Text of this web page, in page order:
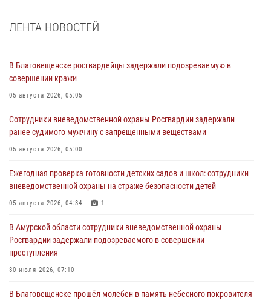
ЛЕНТА НОВОСТЕЙ
В Благовещенске росгвардейцы задержали подозреваемую в
совершении кражи
05 августа 2026, 05:05
Сотрудники вневедомственной охраны Росгвардии задержали
ранее судимого мужчину с запрещенными веществами
05 августа 2026, 05:00
Ежегодная проверка готовности детских садов и школ: сотрудники
вневедомственной охраны на страже безопасности детей
05 августа 2026, 04:34 1
В Амурской области сотрудники вневедомственной охраны
Росгвардии задержали подозреваемого в совершении
преступления
30 июля 2026, 07:10
В Благовещенске прошёл молебен в память небесного покровителя